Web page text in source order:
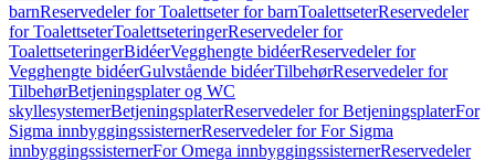
barnReservedeler for Toalettseter for barnToalettseterReservedeler
for ToalettseterToalettseteringerReservedeler for
ToalettseteringerBidéerVegghengte bidéerReservedeler for
Vegghengte bidéerGulvstående bidéerTilbehørReservedeler for
TilbehørBetjeningsplater og WC
skyllesystemerBetjeningsplaterReservedeler for BetjeningsplaterFor
Sigma innbyggingssisternerReservedeler for For Sigma
innbyggingssisternerFor Omega innbyggingssisternerReservedeler